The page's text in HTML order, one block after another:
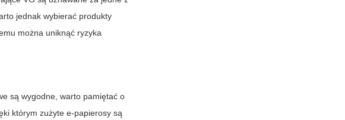
jednak wybierać produkty
można uniknąć ryzyka
są wygodne, warto pamiętać o
którym zużyte e-papierosy są